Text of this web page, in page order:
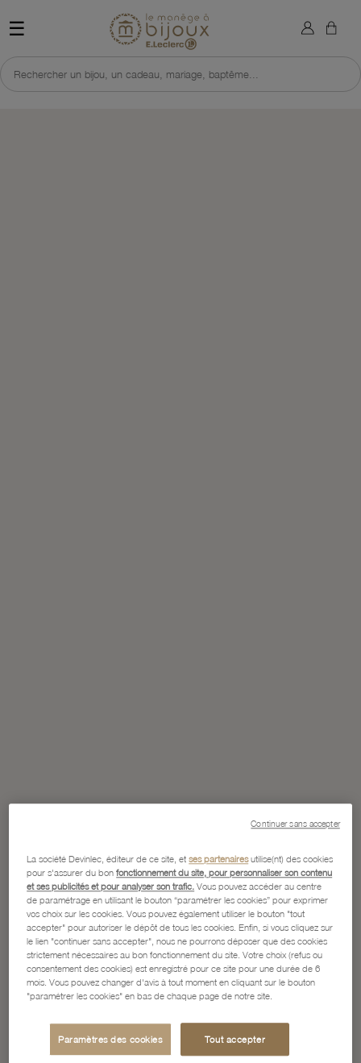
☰ Retour à l'accueil du site
Rechercher un bijou, un cadeau, mariage, baptême...
×
La société Devinlec, éditeur de ce site, etses partenairesutilise(nt) des cookies
pour s'assurer du bonfonctionnement du site, pour personnaliser son contenu
et ses publicités et pour analyser son trafic. Vous pouvez accéder au centre
de paramétrage en utilisant le bouton “paramétrer les cookies” pour exprimer
vos choix sur les cookies. Vous pouvez également utiliser le bouton "tout
accepter" pour autoriser le dépôt de tous les cookies. Enfin, si vous cliquez sur
le lien "continuer sans accepter", nous ne pourrons déposer que des cookies
strictement nécessaires au bon fonctionnement du site. Votre choix (refus ou
consentement des cookies) est enregistré pour ce site pour une durée de 6
mois. Vous pouvez changer d'avis à tout moment en cliquant sur le bouton
"paramétrer les cookies" en bas de chaque page de notre site.
Paramètres des cookies Tout accepter
Continuer sans accepter